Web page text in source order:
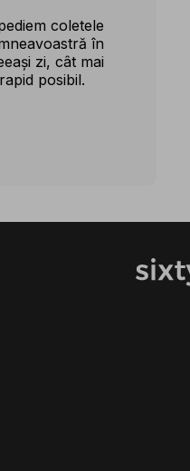
coletele
în
zi, cât mai
rapid posibil.